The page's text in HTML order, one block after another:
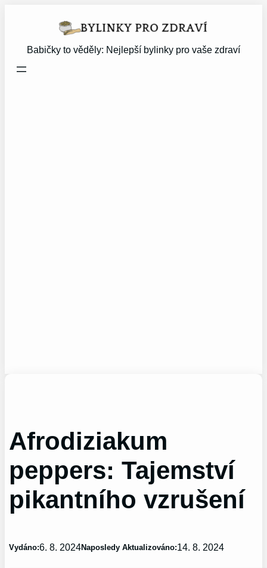
Babičky to věděly: Nejlepší bylinky pro vaše zdraví
Afrodiziakum
peppers: Tajemství
pikantního vzrušení
Vydáno:6. 8. 2024Naposledy Aktualizováno:14. 8. 2024